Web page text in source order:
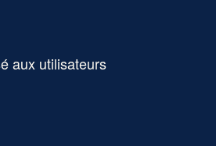
aux utilisateurs